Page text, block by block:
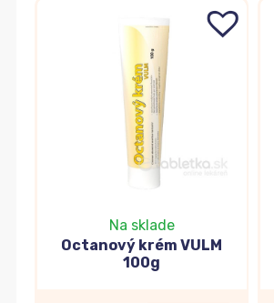
Na sklade
Octanový krém VULM
100g